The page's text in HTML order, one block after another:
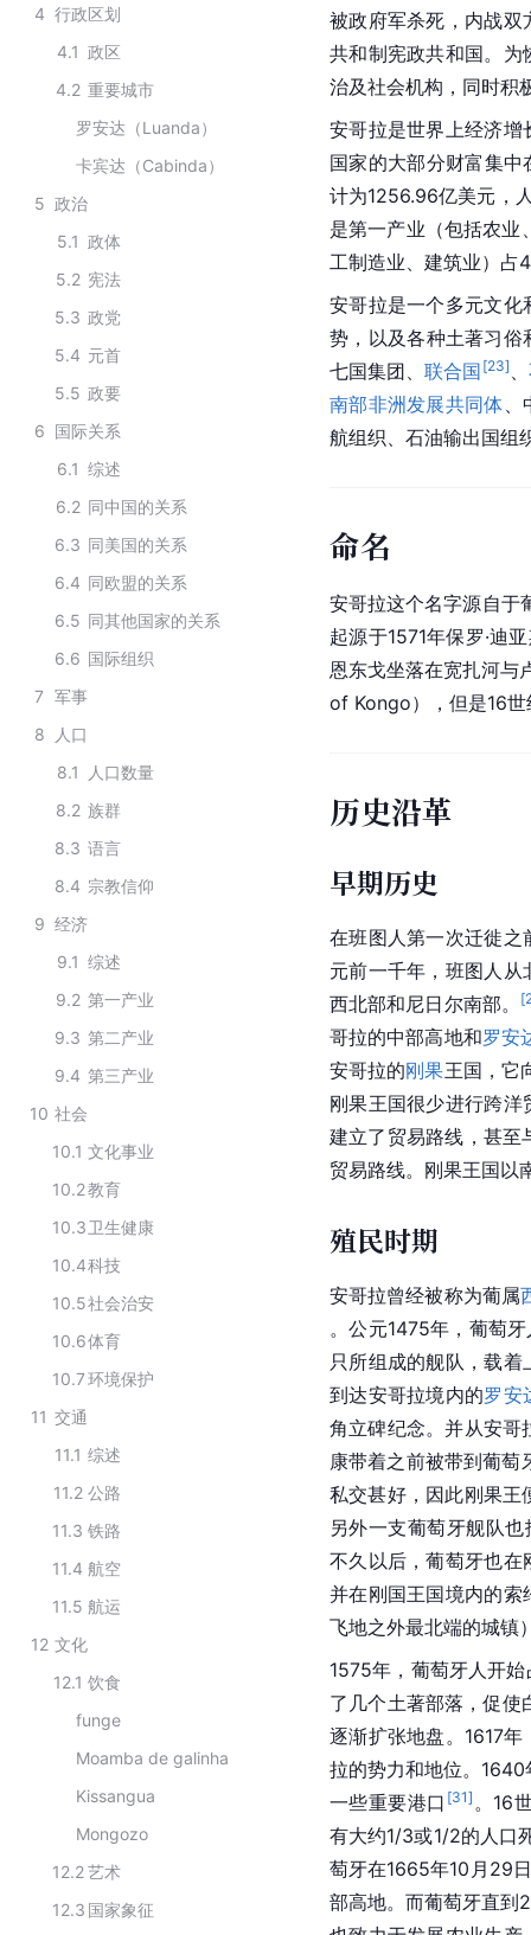
4 行政区划
4.1 政区
4.2 重要城市
罗安达（Luanda）
卡宾达（Cabinda）
5 政治
5.1 政体
5.2 宪法
5.3 政党
5.4 元首
5.5 政要
6 国际关系
6.1 综述
6.2 同中国的关系
6.3 同美国的关系
6.4 同欧盟的关系
6.5 同其他国家的关系
6.6 国际组织
7 军事
8
人口
8.1
人口数量
8.2 族群
8.3 语言
8.4 宗教信仰
9 经济
9.1 综述
9.2 第一产业
9.3 第二产业
9.4 第三产业
10 社会
10.1 文化事业
10.2教育
10.3卫生健康
10.4科技
10.5社会治安
10.6体育
10.7环境保护
11 交通
11.1 综述
11.2 公路
11.3 铁路
11.4 航空
11.5 航运
12 文化
12.1 饮食
funge
Moamba de galinha
Kissangua
Mongozo
12.2艺术
12.3 国家象征
被政府军杀死，内战双
共和制宪政共和国。为
治及社会机构，同时积
安哥拉是世界上经济增
国家的大部分财富集中
计为1256.96亿美元，
是第一产业（包括农业
工制造业、建筑业）占
安哥拉是一个多元文
势，以及各种土著习
七国集团、联合国 [23] 、
南部非洲发展共同体
航组织、石油输出国组
命名
安哥拉这个名字源自于
起源于1571年保罗·迪
恩东戈坐落在宽扎河与
of Kongo），但是16
历史沿革
早期历史
在班图人第一次迁徙之
元前一千年，班图人
西北部和尼日尔南部。
[
哥拉的中部高地和罗安
安哥拉的刚果王国，它
刚果王国很少进行跨洋
建立了 贸易路线 ，甚至
贸易路线。刚果王国以
殖民时期
安哥拉曾经被称为葡属
。公元1475年，葡萄
只所组成的舰队，载
到达安哥拉境内的罗安
角立碑纪念。并从安哥
康带着之前被带到葡萄
私交甚好，因此刚果王
另外一支葡萄牙舰队
不久以后，葡萄牙也在
并在刚国王国境内的
飞地之外最北端的城镇
1575年，葡萄牙人开
了几个土著部落，促
逐渐扩张地盘。1617
拉的势力和地位。
一些重要港口 [31] 。16
有大约1/3或1/2的人口
萄牙在1665年10月29
部高地。而葡萄牙直到